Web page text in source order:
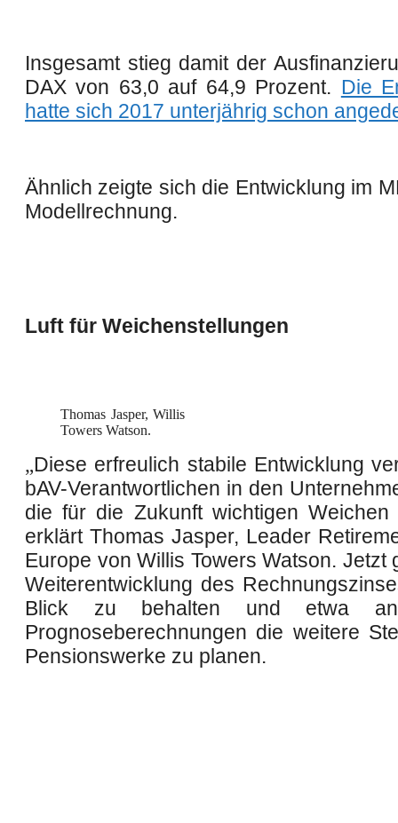
Insgesamt stieg damit der
DAX von 63,0 auf 64,9 Prozent. Die
hatte sich 2017 unterjährig schon
Ähnlich zeigte sich die Entwicklung im
Modellrechnung.
Luft für Weichenstellungen
Thomas Jasper, Willis
Towers Watson.
„Diese erfreulich stabile Entwicklung
bAV-Verantwortlichen in den
die für die Zukunft wichtigen Weichen
erklärt Thomas Jasper, Leader
Europe von Willis Towers Watson. Jetzt
Weiterentwicklung des
Blick zu behalten und etwa
Prognoseberechnungen die weitere
Pensionswerke zu planen.